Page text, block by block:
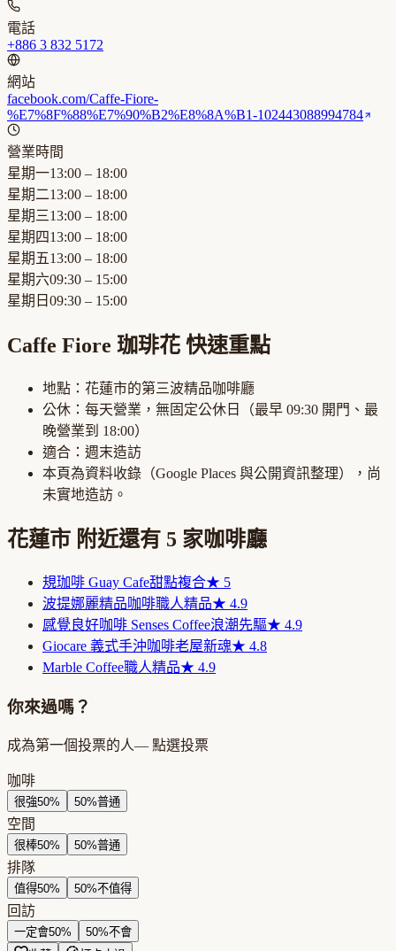
電話
+886 3 832 5172
網站
facebook.com/Caffe-Fiore-
%E7%8F%88%E7%90%B2%E8%8A%B1-102443088994784
營業時間
星期一13:00 – 18:00
星期二13:00 – 18:00
星期三13:00 – 18:00
星期四13:00 – 18:00
星期五13:00 – 18:00
星期六09:30 – 15:00
星期日 09:30 – 15:00
Caffe Fiore 珈琲花 快速重點
地點： 花蓮市的第三波精品咖啡廳
公休： 每天營業，無固定公休日 （最早 09:30 開門、最
晚營業到 18:00）
適合： 週末造訪
本頁為資料收錄（Google Places 與公開資訊整理），尚
未實地造訪。
花蓮市 附近還有 5 家咖啡廳
規珈啡 Guay Cafe甜點複合★ 5
波提娜麗精品咖啡職人精品★ 4.9
感覺良好咖啡 Senses Coffee浪潮先驅★ 4.9
Giocare 義式手沖咖啡老屋新魂★ 4.8
Marble Coffee職人精品★ 4.9
你來過嗎？
成為第一個投票的人— 點選投票
咖啡
很強50% 50%普通
空間
很棒50% 50%普通
排隊
值得50% 50%不值得
回訪
一定會50% 50%不會